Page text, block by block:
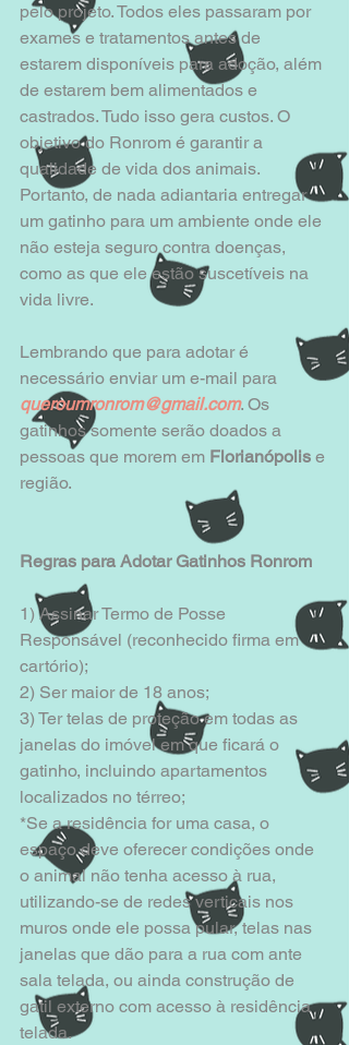
pelo projeto. Todos eles passaram por
exames e tratamentos antes de
estarem disponíveis para adoção, além
de estarem bem alimentados e
castrados. Tudo isso gera custos. O
objetivo do Ronrom é garantir a
qualidade de vida dos animais.
Portanto, de nada adiantaria entregar
um gatinho para um ambiente onde ele
não esteja seguro contra doenças,
como as que ele estão suscetíveis na
vida livre.
Lembrando que para adotar é
necessário enviar um e-mail para
queroumronrom@gmail.com. Os
gatinhos somente serão doados a
pessoas que morem em Florianópolis e
região.
Regras para Adotar Gatinhos Ronrom
1) Assinar Termo de Posse
Responsável (reconhecido firma em
cartório);
2) Ser maior de 18 anos;
3) Ter telas de proteção em todas as
janelas do imóvel em que ficará o
gatinho, incluindo apartamentos
localizados no térreo;
*Se a residência for uma casa, o
espaço deve oferecer condições onde
o animal não tenha acesso à rua,
utilizando-se de redes verticais nos
muros onde ele possa pular, telas nas
janelas que dão para a rua com ante
sala telada, ou ainda construção de
gatil externo com acesso à residência
telada.